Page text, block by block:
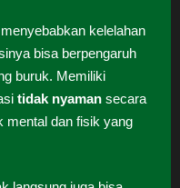
kelelahan
bisa berpengaruh
buruk. Memiliki
tidak nyaman secara
mental dan fisik yang